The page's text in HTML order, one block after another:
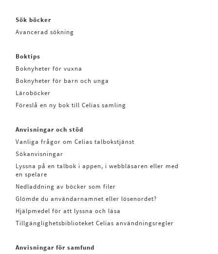
Sök böcker
Avancerad sökning
Boktips
Boknyheter för vuxna
Boknyheter för barn och unga
Läroböcker
Föreslå en ny bok till Celias samling
Anvisningar och stöd
Vanliga frågor om Celias talbokstjänst
Sökanvisningar
Lyssna på en talbok i appen, i webbläsaren eller med
en spelare
Nedladdning av böcker som filer
Glömde du användarnamnet eller lösenordet?
Hjälpmedel för att lyssna och läsa
Tillgänglighetsbiblioteket Celias användningsregler
Anvisningar för samfund